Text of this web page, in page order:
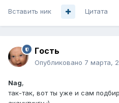
Вставить ник Цитата
Гoсть
Опубликовано 7 марта,
Nag,
так-так, вот ты уже и сам